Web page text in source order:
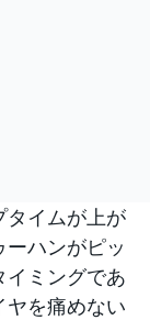
イムが上が
ハンがピッ
イミングであ
ヤを痛めない